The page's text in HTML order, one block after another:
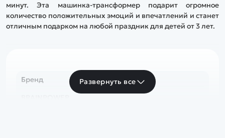
минут. Эта машинка-трансформер подарит огромное
количество положительных эмоций и впечатлений и станет
отличным подарком на любой праздник для детей от 3 лет.
Бренд
Развернуть все